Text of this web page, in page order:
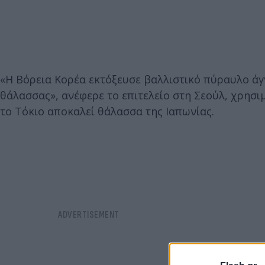
«Η Βόρεια Κορέα εκτόξευσε βαλλιστικό πύραυλο
θάλασσας», ανέφερε το επιτελείο στη Σεούλ,
το Τόκιο αποκαλεί θάλασσα της Ιαπωνίας.